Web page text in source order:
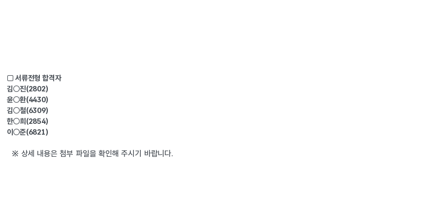
□ 서류전형 합격자
김○진(2802)
윤○환(4430)
김○철(6309)
한○희(2854)
이○준(6821)
  ※ 상세 내용은 첨부 파일을 확인해 주시기 바랍니다.